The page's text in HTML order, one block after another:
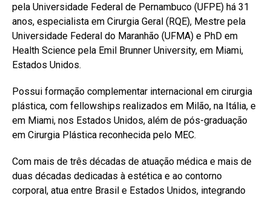
pela Universidade Federal de Pernambuco (UFPE) há 31
anos, especialista em Cirurgia Geral (RQE), Mestre pela
Universidade Federal do Maranhão (UFMA) e PhD em
Health Science pela Emil Brunner University, em Miami,
Estados Unidos.
Possui formação complementar internacional em cirurgia
plástica, com fellowships realizados em Milão, na Itália, e
em Miami, nos Estados Unidos, além de pós-graduação
em Cirurgia Plástica reconhecida pelo MEC.
Com mais de três décadas de atuação médica e mais de
duas décadas dedicadas à estética e ao contorno
corporal, atua entre Brasil e Estados Unidos, integrando